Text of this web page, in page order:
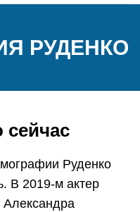
РУДЕНКО
сейчас
Руденко
В 2019-м актер
Александра